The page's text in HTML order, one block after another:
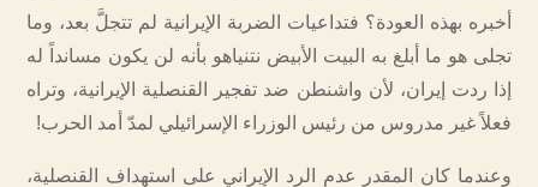
أخبره بهذه العودة؟ فتداعيات الضربة الإيرانية لم تتجلَّ بعد، وما
تجلى هو ما أبلغ به البيت الأبيض نتنياهو بأنه لن يكون مسانداً له
إذا ردت إيران، لأن واشنطن ضد تفجير القنصلية الإيرانية، وتراه
فعلاً غير مدروس من رئيس الوزراء الإسرائيلي لمدّ أمد الحرب!
وعندما كان المقدر عدم الرد الإيراني على استهداف القنصلية،